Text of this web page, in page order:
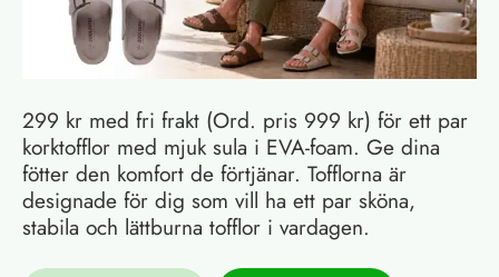
299 kr med fri frakt (Ord. pris 999 kr) för ett par
korktofflor med mjuk sula i EVA-foam. Ge dina
fötter den komfort de förtjänar. Tofflorna är
designade för dig som vill ha ett par sköna,
stabila och lättburna tofflor i vardagen.